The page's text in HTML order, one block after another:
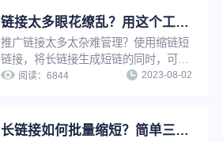
信任度，强化企业品牌知名度与影响
力。
链接太多眼花缭乱？用这个工具，一键快速查找
推广链接太多太杂难管理？使用缩链短
链接，将长链接生成短链的同时，可以
为短链接进行命名，通过名称搜索，推
阅读：6844 2023-08-02
长链接如何批量缩短？简单三步，帮你快速提升工作效率！